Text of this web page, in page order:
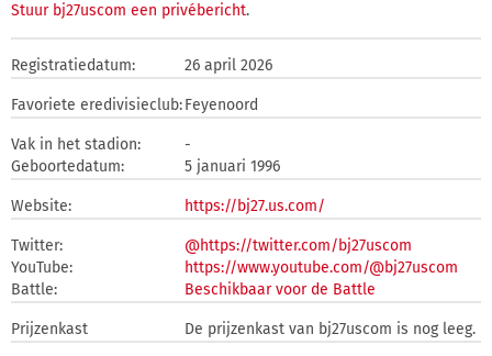
Stuur bj27uscom een privébericht.
Registratiedatum: 26 april 2026
Favoriete eredivisieclub:Feyenoord
Vak in het stadion:
-
Geboortedatum:
5 januari 1996
Website: https://bj27.us.com/
Twitter:
@https://twitter.com/bj27uscom
YouTube:
https://www.youtube.com/@bj27uscom
Battle:
Beschikbaar voor de Battle
Prijzenkast De prijzenkast van bj27uscom is nog leeg.